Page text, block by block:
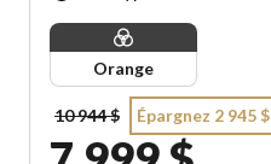
Orange
10 944 $ Épargnez 2 945 $